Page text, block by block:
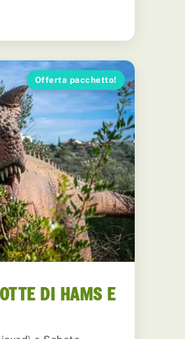
Offerta pacchetto!
DI HAMS E